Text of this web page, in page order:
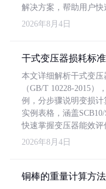
解决方案，帮助用户快
2026年8月4日
干式变压器损耗标
本文详细解析干式变
（GB/T 10228-2015
例，分步骤说明变损
实例表格，涵盖
快速掌握变压器能效评
2026年8月4日
铜棒的重量计算方